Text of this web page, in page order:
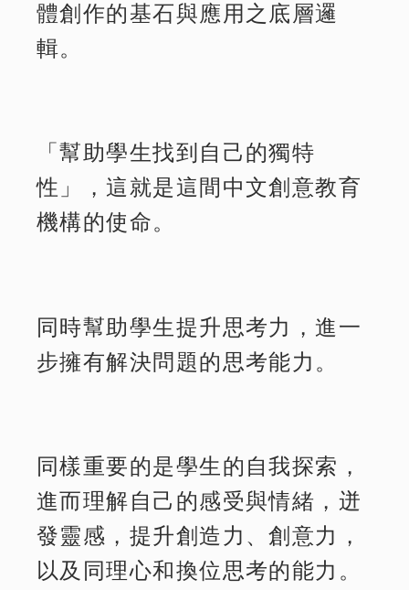
體創作的基石與應用之底層邏
輯。
「幫助學生找到自己的獨特
性」，這就是這間中文創意教育
機構的使命。
同時幫助學生提升思考力，進一
步擁有解決問題的思考能力。
同樣重要的是學生的自我探索，
進而理解自己的感受與情緒，迸
發靈感，提升創造力、創意力，
以及同理心和換位思考的能力。